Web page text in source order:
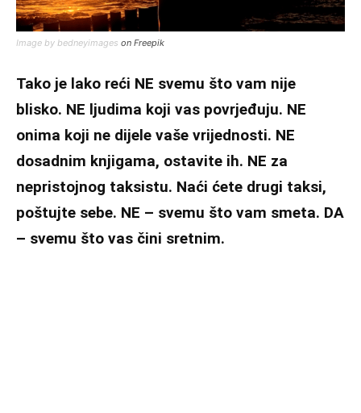
Image by bedneyimages on Freepik
Tako je lako reći NE svemu što vam nije
blisko. NE ljudima koji vas povrjeđuju. NE
onima koji ne dijele vaše vrijednosti. NE
dosadnim knjigama, ostavite ih. NE za
nepristojnog taksistu. Naći ćete drugi taksi,
poštujte sebe. NE – svemu što vam smeta. DA
– svemu što vas čini sretnim.